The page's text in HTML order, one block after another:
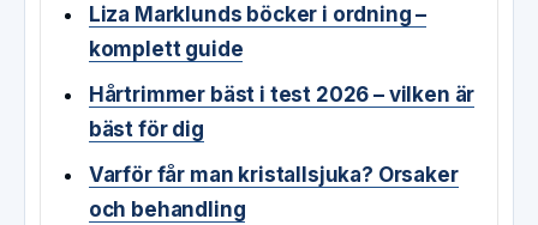
Liza Marklunds böcker i ordning –
komplett guide
Hårtrimmer bäst i test 2026 – vilken är
bäst för dig
Varför får man kristallsjuka? Orsaker
och behandling